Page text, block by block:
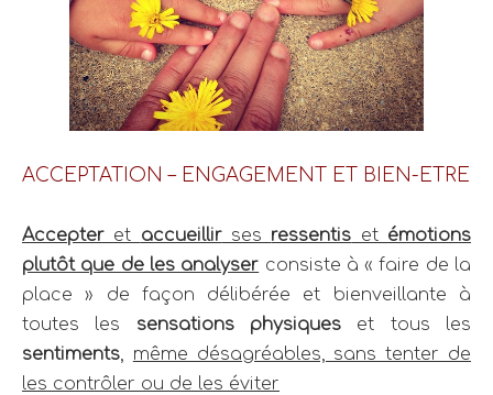
ACCEPTATION – ENGAGEMENT ET BIEN-ETRE
Accepter et accueillirses ressentis et émotions
plutôt que de les analyser consiste à « faire de la
place » de façon délibérée et bienveillante à
toutes les sensations physiques et tous les
sentiments, même désagréables, sans tenter de
les contrôler ou de les éviter